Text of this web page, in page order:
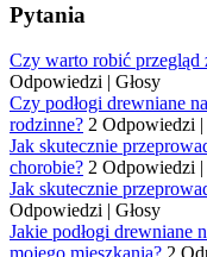
Pytania
Czy warto robić przegląd
Odpowiedzi | Głosy
Czy podłogi drewniane
rodzinne? 2 Odpowiedzi |
Jak skutecznie
chorobie? 2 Odpowiedzi |
Jak skutecznie
Odpowiedzi | Głosy
Jakie podłogi drewniane